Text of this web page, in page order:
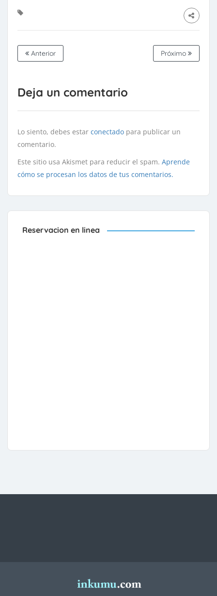
Anterior Próximo
Deja un comentario
Lo siento, debes estar conectado para publicar un
comentario.
Este sitio usa Akismet para reducir el spam. Aprende
cómo se procesan los datos de tus comentarios.
Reservacion en linea